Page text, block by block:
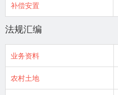
补偿安置
法规汇编
业务资料
农村土地